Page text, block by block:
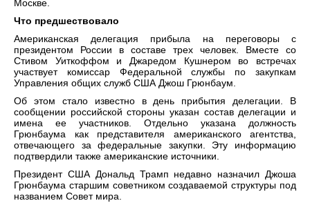
Москве.
Что предшествовало
Американская делегация прибыла на переговоры с
президентом России в составе трех человек. Вместе со
Стивом Уиткоффом и Джаредом Кушнером во встречах
участвует комиссар Федеральной службы по закупкам
Управления общих служб США Джош Грюнбаум.
Об этом стало известно в день прибытия делегации. В
сообщении российской стороны указан состав делегации и
имена ее участников. Отдельно указана должность
Грюнбаума как представителя американского агентства,
отвечающего за федеральные закупки. Эту информацию
подтвердили также американские источники.
Президент США Дональд Трамп недавно назначил Джоша
Грюнбаума старшим советником создаваемой структуры под
названием Совет мира.